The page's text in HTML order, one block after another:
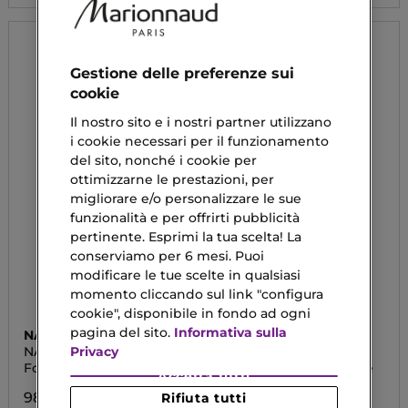
NARCISO RODRIGUEZ
NARCISO RODRIGUEZ
FOR HER
For Her Body Cream
98,90 €
SHISEIDO
Crema Effeto Snellente
56,94 €
Gestione delle preferenze sui
cookie
Il nostro sito e i nostri partner utilizzano
i cookie necessari per il funzionamento
del sito, nonché i cookie per
ottimizzarne le prestazioni, per
migliorare e/o personalizzare le sue
funzionalità e per offrirti pubblicità
pertinente. Esprimi la tua scelta! La
conserviamo per 6 mesi. Puoi
modificare le tue scelte in qualsiasi
momento cliccando sul link "configura
cookie", disponibile in fondo ad ogni
pagina del sito. Informativa sulla
Privacy
Rifiuta tutti
Accetta tutti